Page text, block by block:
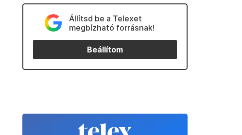
Állítsd be a Telexet
megbízható forrásnak!
Beállítom